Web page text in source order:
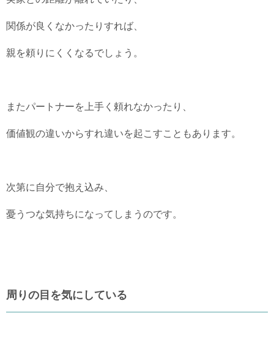
関係が良くなかったりすれば、
親を頼りにくくなるでしょう。
またパートナーを上手く頼れなかったり、
価値観の違いからすれ違いを起こすこともあります。
次第に自分で抱え込み、
憂うつな気持ちになってしまうのです。
周りの目を気にしている